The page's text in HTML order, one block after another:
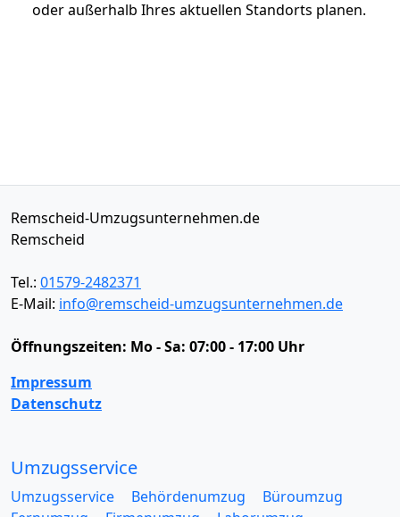
oder außerhalb Ihres aktuellen Standorts planen.
Remscheid-Umzugsunternehmen.de
Remscheid
Tel.: 01579-2482371
E-Mail: info@remscheid-umzugsunternehmen.de
Öffnungszeiten: Mo - Sa: 07:00 - 17:00 Uhr
Impressum
Datenschutz
Umzugsservice
Umzugsservice Behördenumzug
Büroumzug